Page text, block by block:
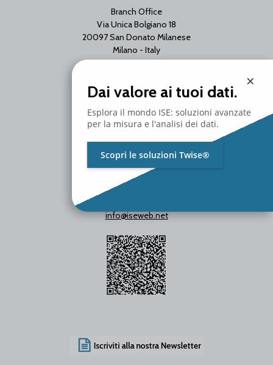
Branch Office
Via Unica Bolgiano 18
20097 San Donato Milanese
Milano - Italy
T. +39 02 2153663
P.Iva / C.F. 01642060469
info@iseweb.net
×
Dai valore ai tuoi dati.
Esplora il mondo ISE: soluzioni avanzate
per la misura e l'analisi dei dati.
Scopri le soluzioni Twise®